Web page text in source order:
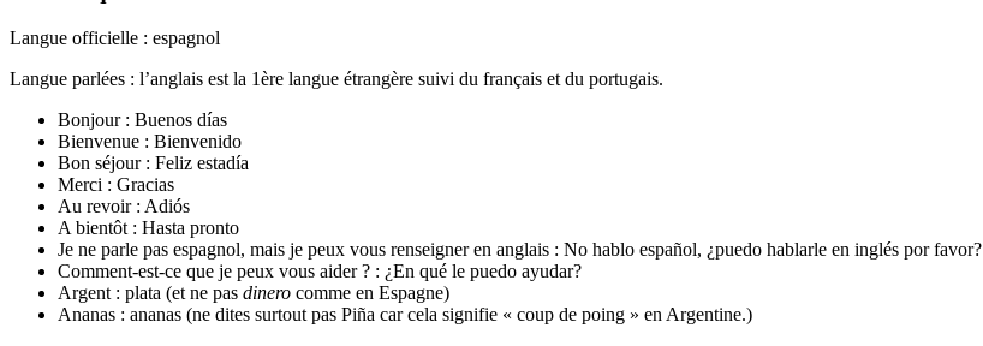
Langue officielle : espagnol
Langue parlées : l’anglais est la 1ère langue étrangère suivi du français et du portugais.
Bonjour : Buenos días
Bienvenue : Bienvenido
Bon séjour : Feliz estadía
Merci : Gracias
Au revoir : Adiós
A bientôt : Hasta pronto
Je ne parle pas espagnol, mais je peux vous renseigner en anglais : No hablo español, ¿puedo hablarle en inglés por favor?
Comment-est-ce que je peux vous aider ? : ¿En qué le puedo ayudar?
Argent : plata (et ne pas dinero comme en Espagne)
Ananas : ananas (ne dites surtout pas Piña car cela signifie « coup de poing » en Argentine.)